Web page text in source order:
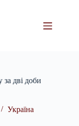
дві доби
Україна